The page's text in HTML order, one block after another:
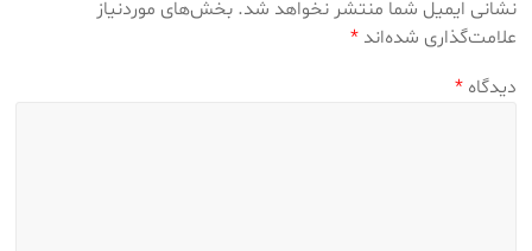
نشانی ایمیل شما منتشر نخواهد شد. بخش‌های موردنیاز
علامت‌گذاری شده‌اند*
دیدگاه*